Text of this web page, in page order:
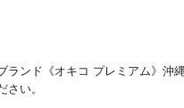
ランド《オキコ プレミアム》沖
さい。